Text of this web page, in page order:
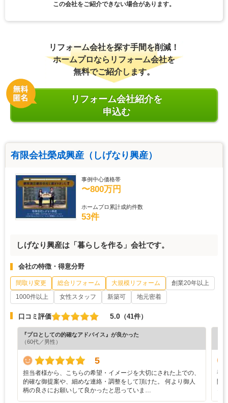
この会社をご紹介できない場合があります。
リフォーム会社を探す手間を削減！
ホームプロならリフォーム会社を
無料でご紹介します。
リフォーム会社紹介を
申込む
有限会社榮成興産（しげなり興産）
事例中心価格帯
〜800万円
ホームプロ累計成約件数
53件
しげなり興産は「暮らしを作る」会社です。
会社の特徴・得意分野
間取り変更 総合リフォーム 大規模リフォーム
創業20年以上
1000件以上
女性スタッフ 新築可 地元密着
口コミ評価 5.0 （41件）
『プロとしての的確なアドバイス』が良かった
（60代／男性）
5
担当者様から、こちらの希望・イメージを大切にされた上での、
的確な御提案や、細めな連絡・調整をして頂けた。 何より御人
柄の良さにお願いして良かったと思っていま…
補
間